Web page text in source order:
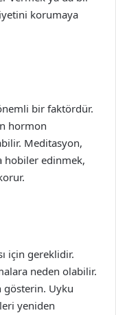
korumaya
bir faktördür.
hormon
Meditasyon,
hobiler edinmek,
için gereklidir.
neden olabilir.
gösterin. Uyku
yeniden